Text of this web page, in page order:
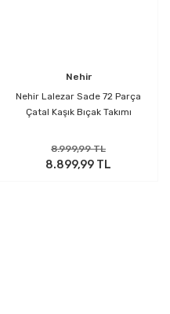
Nehir
Nehir Lalezar Sade 72 Parça
Çatal Kaşık Bıçak Takımı
8.999,99 TL
8.899,99 TL